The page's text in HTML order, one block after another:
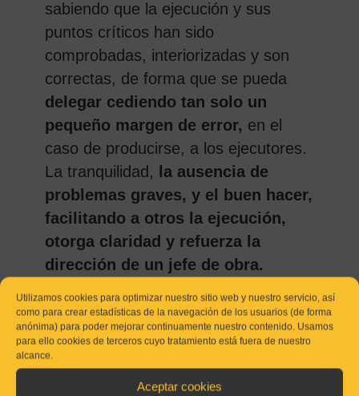
Utilizamos cookies para optimizar nuestro sitio web y nuestro servicio, así
como para crear estadísticas de la navegación de los usuarios (de forma
anónima) para poder mejorar continuamente nuestro contenido. Usamos
para ello cookies de terceros cuyo tratamiento está fuera de nuestro
alcance.
Aceptar cookies
sabiendo que la ejecución y sus
puntos críticos han sido
comprobadas, interiorizadas y son
correctas, de forma que se pueda
delegar cediendo tan solo un
pequeño margen de error, en el
caso de producirse, a los ejecutores.
La tranquilidad, la ausencia de
problemas graves, y el buen hacer,
facilitando a otros la ejecución,
otorga claridad y refuerza la
dirección de un jefe de obra.
•Gestión de Acometidas:Gestionar
conexiones provisionales de agua,
electricidad y saneamiento que
faciliten la ejecución y ahorren